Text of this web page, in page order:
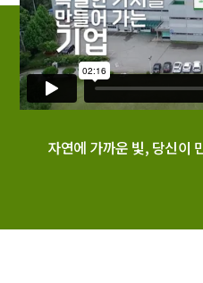
자연에 가까운 빛, 당신이